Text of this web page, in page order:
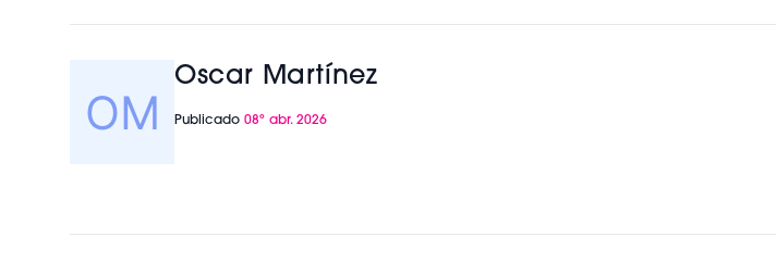
Oscar Martínez
Publicado 08º abr. 2026